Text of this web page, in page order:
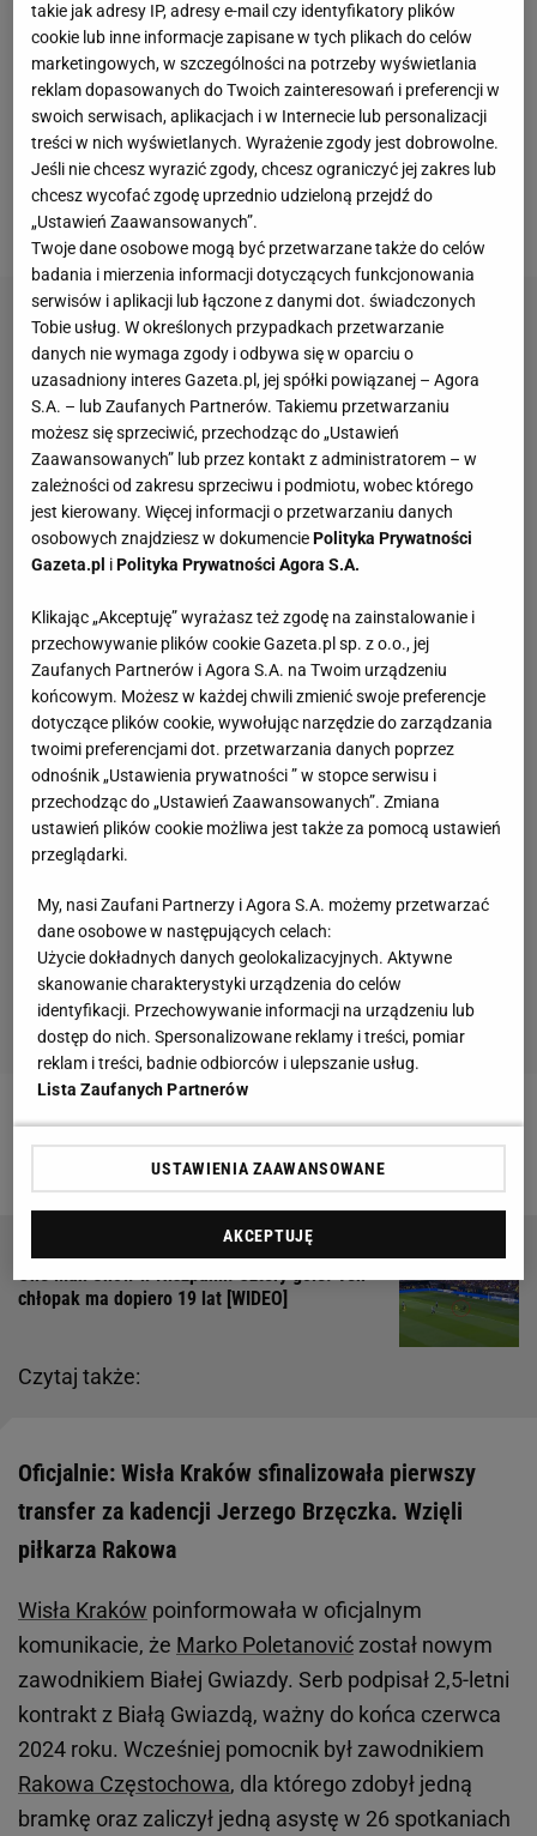
- Mamy kilka dni do zamknięcia okna transferowego.
Przyda się każdy dobry zawodnik, na każdą pozycję -
stwierdził Jerzy Brzęczek na konferencji prasowej
pomeczuzGórnikiem Łęczna(0:0).To był znak od
nowego szkoleniowca Wisły Kraków, że potrzebne
są transferyprzed drugą częścią sezonuEkstraklasy
aby wywalczyć utrzymanie.
Zobacz wideoTo będzie największy problem
Brzęczka. "Boję się, że nie wyciągnął wniosków"
Czytaj także:
One Man Show w Hiszpanii. Cztery gole. Ten
chłopak ma dopiero 19 lat [WIDEO]
Oficjalnie: Wisła Kraków sfinalizowała pierwszy
transfer za kadencji Jerzego Brzęczka. Wzięli
piłkarza Rakowa
Wisła Kraków poinformowała w oficjalnym
komunikacie, że Marko Poletanović został nowym
zawodnikiem Białej Gwiazdy. Serb podpisał 2,5-letni
kontrakt z Białą Gwiazdą, ważny do końca czerwca
2024 roku. Wcześniej pomocnik był zawodnikiem
Rakowa Częstochowa, dla którego zdobył jedną
bramkę oraz zaliczył jedną asystę w 26 spotkaniach
takie jak adresy IP, adresy e-mail czy identyfikatory plików
cookie lub inne informacje zapisane w tych plikach do celów
marketingowych, w szczególności na potrzeby wyświetlania
reklam dopasowanych do Twoich zainteresowań i preferencji w
swoich serwisach, aplikacjach i w Internecie lub personalizacji
treści w nich wyświetlanych. Wyrażenie zgody jest dobrowolne.
Jeśli nie chcesz wyrazić zgody, chcesz ograniczyć jej zakres lub
chcesz wycofać zgodę uprzednio udzieloną przejdź do
„Ustawień Zaawansowanych”.
Twoje dane osobowe mogą być przetwarzane także do celów
badania i mierzenia informacji dotyczących funkcjonowania
serwisów i aplikacji lub łączone z danymi dot. świadczonych
Tobie usług. W określonych przypadkach przetwarzanie
danych nie wymaga zgody i odbywa się w oparciu o
uzasadniony interes Gazeta.pl, jej spółki powiązanej – Agora
S.A. – lub Zaufanych Partnerów. Takiemu przetwarzaniu
możesz się sprzeciwić, przechodząc do „Ustawień
Zaawansowanych” lub przez kontakt z administratorem – w
zależności od zakresu sprzeciwu i podmiotu, wobec którego
jest kierowany. Więcej informacji o przetwarzaniu danych
osobowych znajdziesz w dokumenciePolityka Prywatności
Gazeta.pl iPolityka Prywatności Agora S.A.
Klikając „Akceptuję” wyrażasz też zgodę na zainstalowanie i
przechowywanie plików cookie Gazeta.pl sp. z o.o., jej
Zaufanych Partnerów i Agora S.A. na Twoim urządzeniu
końcowym. Możesz w każdej chwili zmienić swoje preferencje
dotyczące plików cookie, wywołując narzędzie do zarządzania
twoimi preferencjami dot. przetwarzania danych poprzez
odnośnik „Ustawienia prywatności ” w stopce serwisu i
przechodząc do „Ustawień Zaawansowanych”. Zmiana
ustawień plików cookie możliwa jest także za pomocą ustawień
przeglądarki.
My, nasi Zaufani Partnerzy i Agora S.A. możemy przetwarzać
dane osobowe w następujących celach:
Użycie dokładnych danych geolokalizacyjnych. Aktywne
skanowanie charakterystyki urządzenia do celów
identyfikacji. Przechowywanie informacji na urządzeniu lub
dostęp do nich. Spersonalizowane reklamy i treści, pomiar
reklam i treści, badnie odbiorców i ulepszanie usług.
Lista Zaufanych Partnerów
USTAWIENIA ZAAWANSOWANE
AKCEPTUJĘ